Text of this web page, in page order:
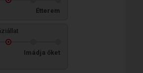
Étterem
Imádja őket